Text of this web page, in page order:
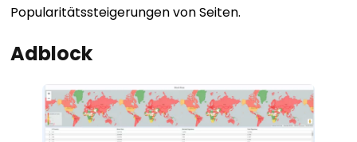
Popularitätssteigerungen von Seiten.
Adblock